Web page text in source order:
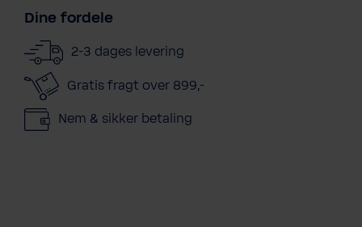
Dine fordele
2-3 dages levering
Gratis fragt over 899,-
Nem & sikker betaling